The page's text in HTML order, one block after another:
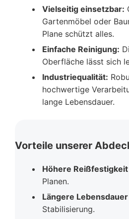
Vielseitig einsetzbar:
Gartenmöbel oder
Plane schützt alles.
Einfache Reinigung:
Oberfläche lässt sich
Industriequalität:
hochwertige
lange Lebensdauer.
Vorteile unserer
Höhere Reißfestigkeit
Planen.
Längere Lebensdauer
Stabilisierung.